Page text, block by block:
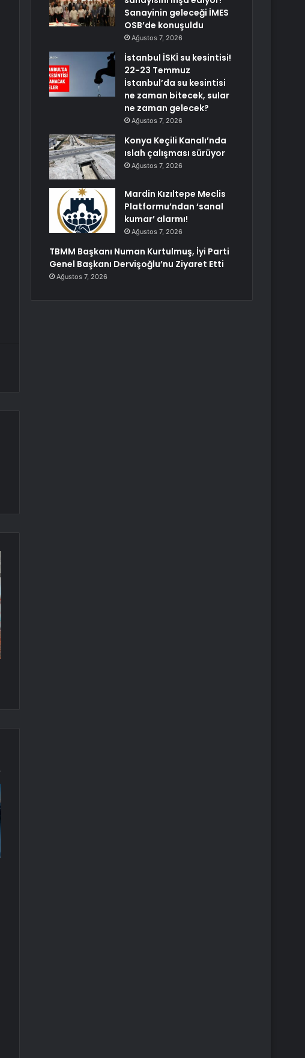
Sanayinin geleceği İMES
OSB’de konuşuldu
Ağustos 7, 2026
İstanbul İSKİ su kesintisi!
22-23 Temmuz
İstanbul’da su kesintisi
ne zaman bitecek, sular
ne zaman gelecek?
Ağustos 7, 2026
Konya Keçili Kanalı’nda
ıslah çalışması sürüyor
Ağustos 7, 2026
Mardin Kızıltepe Meclis
Platformu’ndan ‘sanal
kumar’ alarmı!
Ağustos 7, 2026
TBMM Başkanı Numan Kurtulmuş, İyi Parti
Genel Başkanı Dervişoğlu’nu Ziyaret Etti
Ağustos 7, 2026